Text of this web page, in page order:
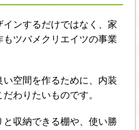
ンするだけではなく、家
ツバメクリエイツの事業
空間を作るために、内装
わりたいものです。
収納できる棚や、使い勝